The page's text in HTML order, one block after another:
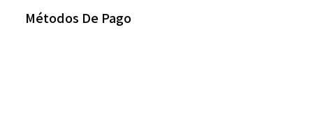
Métodos De Pago